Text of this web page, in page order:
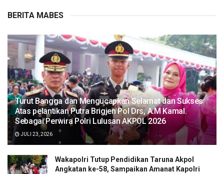
BERITA MABES
Turut Bangga dan Mengucapkan Selamat dan Sukses
Atas pelantikan Putra Brigjen Pol Drs, A.M Kamal.
Sebagai Perwira Polri Lulusan AKPOL 2026
JULI 23, 2026
Wakapolri Tutup Pendidikan Taruna Akpol
Angkatan ke-58, Sampaikan Amanat Kapolri